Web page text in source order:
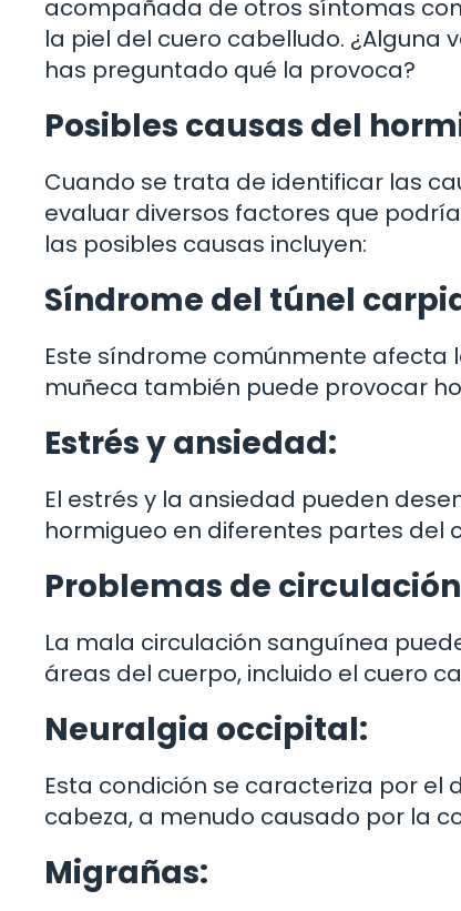
acompañada de otros síntomas
la piel del cuero cabelludo. ¿Alguna
has preguntado qué la provoca?
Posibles causas del
Cuando se trata de identificar las
evaluar diversos factores que
las posibles causas incluyen:
Síndrome del túnel
Este síndrome comúnmente afecta
muñeca también puede provocar
Estrés y ansiedad:
El estrés y la ansiedad pueden
hormigueo en diferentes partes del
Problemas de
La mala circulación sanguínea
áreas del cuerpo, incluido el cuero
Neuralgia occipital:
Esta condición se caracteriza por
cabeza, a menudo causado por la
Migrañas: